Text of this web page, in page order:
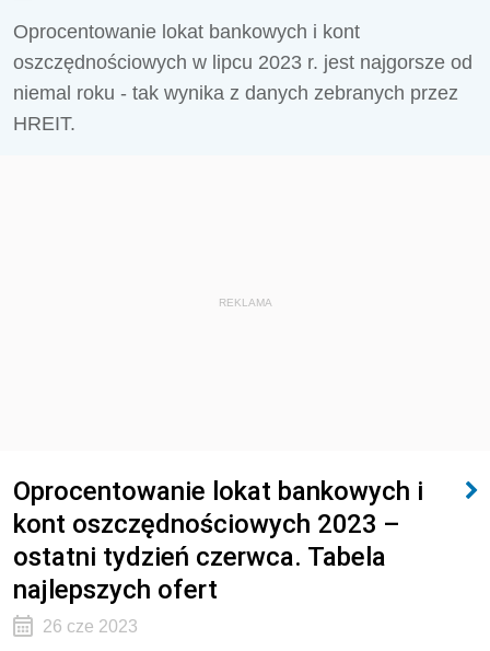
Oprocentowanie lokat bankowych i kont
oszczędnościowych w lipcu 2023 r. jest najgorsze od
niemal roku - tak wynika z danych zebranych przez
HREIT.
REKLAMA
Oprocentowanie lokat bankowych i
kont oszczędnościowych 2023 –
ostatni tydzień czerwca. Tabela
najlepszych ofert
26 cze 2023